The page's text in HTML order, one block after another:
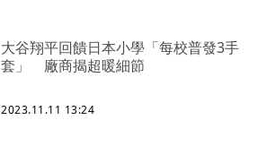
大谷翔平回饋日本小學「每校普發3手
套」 廠商揭超暖細節
2023.11.11 13:24